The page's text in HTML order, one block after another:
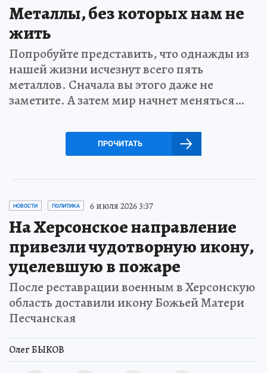
Металлы, без которых нам не
жить
Попробуйте представить, что однажды из
нашей жизни исчезнут всего пять
металлов. Сначала вы этого даже не
заметите. А затем мир начнет меняться…
ПРОЧИТАТЬ
НОВОСТИ ПОЛИТИКА 6 июля 2026 3:37
На Херсонское направление
привезли чудотворную икону,
уцелевшую в пожаре
После реставрации военным в Херсонскую
область доставили икону Божьей Матери
Песчанская
Олег БЫКОВ